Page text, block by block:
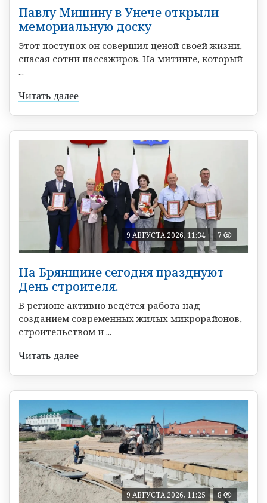
Павлу Мишину в Унече открыли
мемориальную доску
Этот поступок он совершил ценой своей жизни,
спасая сотни пассажиров. На митинге, который
...
Читать далее
9 АВГУСТА 2026, 11:34 7
На Брянщине сегодня празднуют
День строителя.
В регионе активно ведётся работа над
созданием современных жилых микрорайонов,
строительством и ...
Читать далее
9 АВГУСТА 2026, 11:25 8